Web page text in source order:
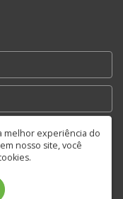
melhor experiência do
nosso site, você